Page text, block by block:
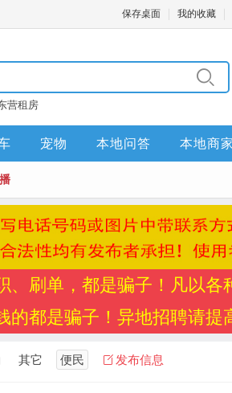
保存桌面 我的收藏
营租房
宠物 本地问答 本地商家
刷单，都是骗子！凡以各
都是骗子！异地招聘请提
其它 便民 发布信息